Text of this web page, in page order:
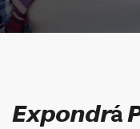
𝙀𝙭𝙥𝙤𝙣𝙙𝙧á